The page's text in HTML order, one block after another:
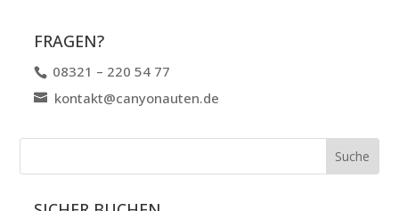
FRAGEN?
08321 – 220 54 77
kontakt@canyonauten.de